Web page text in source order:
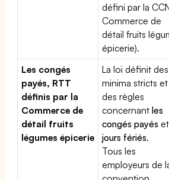
défini par la
Commerce de
détail fruits
épicerie).
Les congés
payés, RTT
définis par la
Commerce de
détail fruits
légumes épicerie
La loi définit des
minima stricts et
des règles
concernantles
congés payés
jours fériés.
Tous les
employeurs de